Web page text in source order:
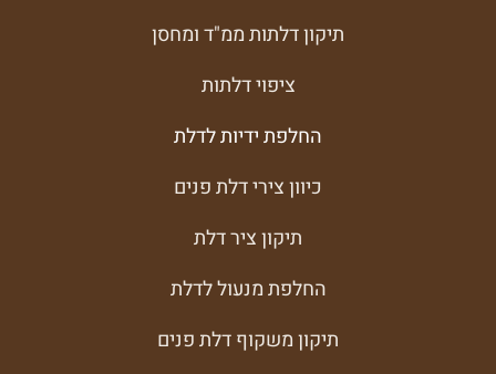
תיקון דלתות ממ"ד ומחסן
ציפוי דלתות
החלפת ידיות לדלת
כיוון צירי דלת פנים
תיקון ציר דלת
החלפת מנעול לדלת
תיקון משקוף דלת פנים